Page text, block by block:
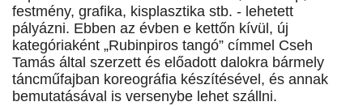
festmény, grafika, kisplasztika stb. - lehetett
pályázni. Ebben az évben e kettőn kívül, új
kategóriaként „Rubinpiros tangó” címmel Cseh
Tamás által szerzett és előadott dalokra bármely
táncműfajban koreográfia készítésével, és annak
bemutatásával is versenybe lehet szállni.